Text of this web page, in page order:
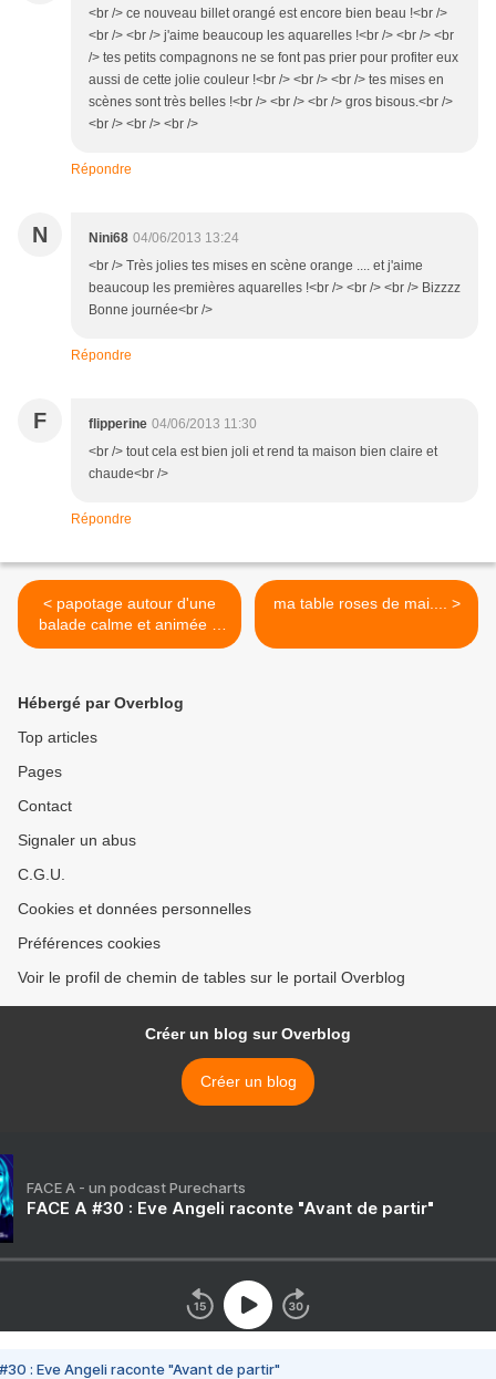
<br /> ce nouveau billet orangé est encore bien beau !<br />
<br /> <br /> j'aime beaucoup les aquarelles !<br /> <br /> <br
/> tes petits compagnons ne se font pas prier pour profiter eux
aussi de cette jolie couleur !<br /> <br /> <br /> tes mises en
scènes sont très belles !<br /> <br /> <br /> gros bisous.<br />
<br /> <br /> <br />
Répondre
N Nini68 04/06/2013 13:24
<br /> Très jolies tes mises en scène orange .... et j'aime
beaucoup les premières aquarelles !<br /> <br /> <br /> Bizzzz
Bonne journée<br />
Répondre
F flipperine 04/06/2013 11:30
<br /> tout cela est bien joli et rend ta maison bien claire et
chaude<br />
Répondre
< papotage autour d'une
balade calme et animée à
la fois...
ma table roses de mai.... >
Hébergé par Overblog
Top articles
Pages
Contact
Signaler un abus
C.G.U.
Cookies et données personnelles
Préférences cookies
Voir le profil de chemin de tables sur le portail Overblog
Créer un blog sur Overblog
Créer un blog
FACE A - un podcast Purecharts
FACE A #30 : Eve Angeli raconte "Avant de partir"
#30 : Eve Angeli raconte "Avant de partir"